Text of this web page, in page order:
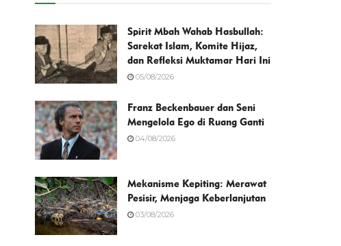
Spirit Mbah Wahab Hasbullah:
Sarekat Islam, Komite Hijaz,
dan Refleksi Muktamar Hari Ini
05/08/2026
Franz Beckenbauer dan Seni
Mengelola Ego di Ruang Ganti
04/08/2026
Mekanisme Kepiting: Merawat
Pesisir, Menjaga Keberlanjutan
03/08/2026